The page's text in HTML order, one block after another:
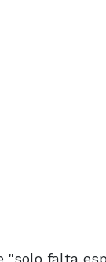
"solo falta